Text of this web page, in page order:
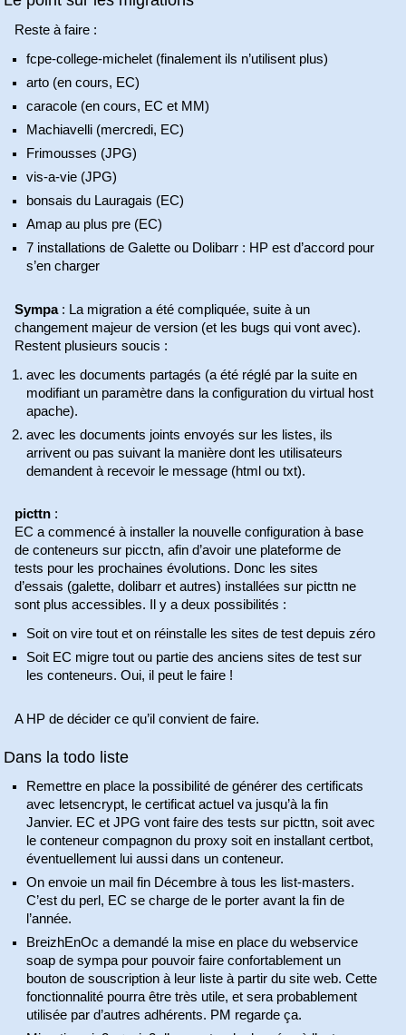
Reste à faire :
fcpe-college-michelet (finalement ils n’utilisent plus)
arto (en cours, EC)
caracole (en cours, EC et MM)
Machiavelli (mercredi, EC)
Frimousses (JPG)
vis-a-vie (JPG)
bonsais du Lauragais (EC)
Amap au plus pre (EC)
7 installations de Galette ou Dolibarr : HP est d’accord pour
s’en charger
Sympa: La migration a été compliquée, suite à un
changement majeur de version (et les bugs qui vont avec).
Restent plusieurs soucis :
avec les documents partagés (a été réglé par la suite en
modifiant un paramètre dans la configuration du virtual host
apache).
avec les documents joints envoyés sur les listes, ils
arrivent ou pas suivant la manière dont les utilisateurs
demandent à recevoir le message (html ou txt).
picttn :
EC a commencé à installer la nouvelle configuration à base
de conteneurs sur picctn, afin d’avoir une plateforme de
tests pour les prochaines évolutions. Donc les sites
d’essais (galette, dolibarr et autres) installées sur picttn ne
sont plus accessibles. Il y a deux possibilités :
Soit on vire tout et on réinstalle les sites de test depuis zéro
Soit EC migre tout ou partie des anciens sites de test sur
les conteneurs. Oui, il peut le faire !
A HP de décider ce qu’il convient de faire.
Dans la todo liste
Remettre en place la possibilité de générer des certificats
avec letsencrypt, le certificat actuel va jusqu’à la fin
Janvier. EC et JPG vont faire des tests sur picttn, soit avec
le conteneur compagnon du proxy soit en installant certbot,
éventuellement lui aussi dans un conteneur.
On envoie un mail fin Décembre à tous les list-masters.
C’est du perl, EC se charge de le porter avant la fin de
l’année.
BreizhEnOc a demandé la mise en place du webservice
soap de sympa pour pouvoir faire confortablement un
bouton de souscription à leur liste à partir du site web. Cette
fonctionnalité pourra être très utile, et sera probablement
utilisée par d’autres adhérents. PM regarde ça.